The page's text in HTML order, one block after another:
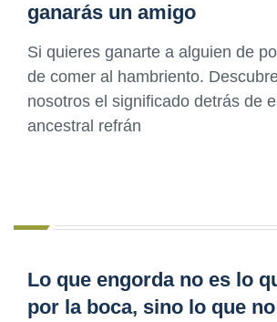
ganarás un amigo
Si quieres ganarte a alguien de
de comer al hambriento.
nosotros el significado detrás de
ancestral refrán
Lo que engorda no es lo
por la boca, sino lo que